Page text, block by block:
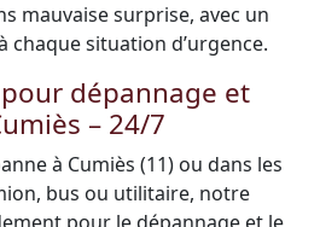
mauvaise surprise, avec un
chaque situation d’urgence.
dépannage et
– 24/7
à Cumiès (11) ou dans les
bus ou utilitaire, notre